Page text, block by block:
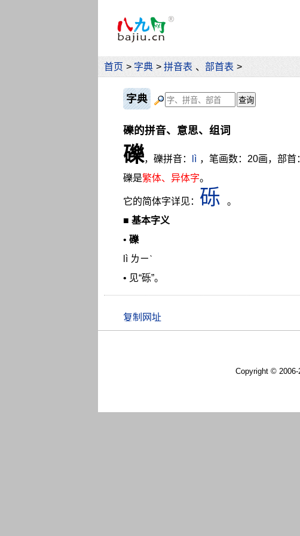
首页 > 字典 > 拼音表 、 部首表 >
字典
礫的拼音、意思、组词
礫，礫拼音： lì ，笔画数：20画，部首
礫是繁体、异体字。
它的简体字详见： 砾
。
■ 基本字义
• 礫
lì ㄌㄧˋ
• 见“砾”。
Copyright ©